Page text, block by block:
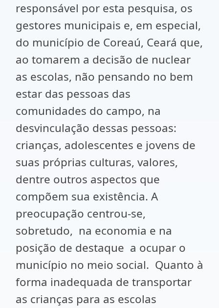
responsável por esta pesquisa, os
gestores municipais e, em especial,
do município de Coreaú, Ceará que,
ao tomarem a decisão de nuclear
as escolas, não pensando no bem
estar das pessoas das
comunidades do campo, na
desvinculação dessas pessoas:
crianças, adolescentes e jovens de
suas próprias culturas, valores,
dentre outros aspectos que
compõem sua existência. A
preocupação centrou-se,
sobretudo, na economia e na
posição de destaque a ocupar o
município no meio social. Quanto à
forma inadequada de transportar
as crianças para as escolas